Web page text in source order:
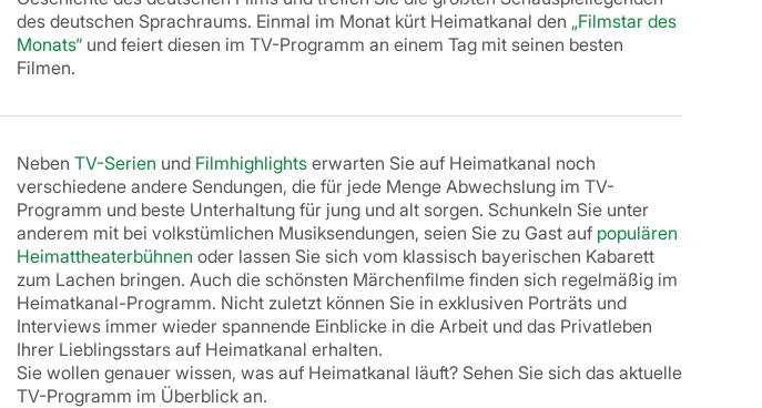
des deutschen Sprachraums. Einmal im Monat kürt Heimatkanal den „Filmstar des
Monats“ und feiert diesen im TV-Programm an einem Tag mit seinen besten
Filmen.
Neben TV-Serien und Filmhighlights erwarten Sie auf Heimatkanal noch
verschiedene andere Sendungen, die für jede Menge Abwechslung im TV-
Programm und beste Unterhaltung für jung und alt sorgen. Schunkeln Sie unter
anderem mit bei volkstümlichen Musiksendungen, seien Sie zu Gast auf populären
Heimattheaterbühnen oder lassen Sie sich vom klassisch bayerischen Kabarett
zum Lachen bringen. Auch die schönsten Märchenfilme finden sich regelmäßig im
Heimatkanal-Programm. Nicht zuletzt können Sie in exklusiven Porträts und
Interviews immer wieder spannende Einblicke in die Arbeit und das Privatleben
Ihrer Lieblingsstars auf Heimatkanal erhalten.
Sie wollen genauer wissen, was auf Heimatkanal läuft? Sehen Sie sich das aktuelle
TV-Programm im Überblick an.